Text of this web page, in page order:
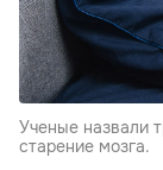
Ученые назвали
старение мозга.